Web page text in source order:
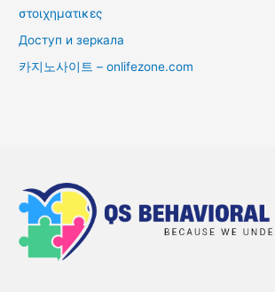
στοιχηματικες
Доступ и зеркала
카지노사이트 – onlifezone.com